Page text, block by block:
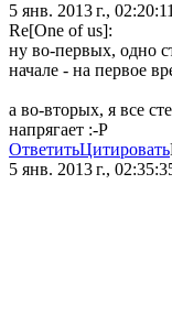
5 янв. 2013 г., 02:20:11
Re[One of us]:
ну во-первых, одно
начале - на первое
а во-вторых, я все
напрягает :-P
ОтветитьЦитировать
5 янв. 2013 г.,